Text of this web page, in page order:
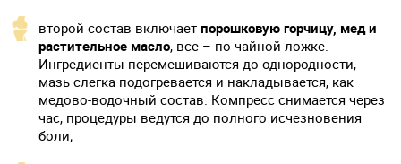
второй состав включаетпорошковую горчицу, мед и
растительное масло, все – по чайной ложке.
Ингредиенты перемешиваются до однородности,
мазь слегка подогревается и накладывается, как
медово-водочный состав. Компресс снимается через
час, процедуры ведутся до полного исчезновения
боли;